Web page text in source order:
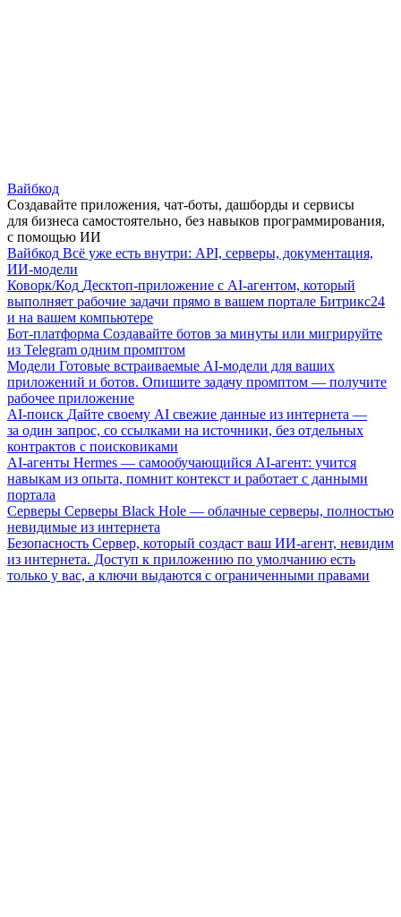
Вайбкод
Создавайте приложения, чат-боты, дашборды и сервисы
для бизнеса самостоятельно, без навыков программирования,
с помощью ИИ
Вайбкод Всё уже есть внутри: API, серверы, документация,
ИИ-модели
Коворк/Код Десктоп-приложение с AI-агентом, который
выполняет рабочие задачи прямо в вашем портале Битрикс24
и на вашем компьютере
Бот-платформа Создавайте ботов за минуты или мигрируйте
из Telegram одним промптом
Модели Готовые встраиваемые AI-модели для ваших
приложений и ботов. Опишите задачу промптом — получите
рабочее приложение
AI-поиск Дайте своему AI свежие данные из интернета —
за один запрос, со ссылками на источники, без отдельных
контрактов с поисковиками
AI-агенты Hermes — самообучающийся AI-агент: учится
навыкам из опыта, помнит контекст и работает с данными
портала
Серверы Серверы Black Hole — облачные серверы, полностью
невидимые из интернета
Безопасность Сервер, который создаст ваш ИИ-агент, невидим
из интернета. Доступ к приложению по умолчанию есть
только у вас, а ключи выдаются с ограниченными правами